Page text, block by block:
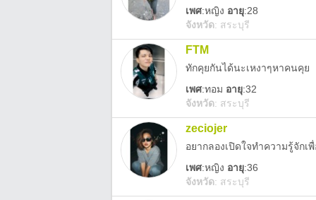
เพศ:หญิง อายุ:28
จังหวัด: สระบุรี
FTM
ทักคุยกันได้นะเหงาๆหาคนคุย
เพศ:ทอม อายุ:32
จังหวัด: สระบุรี
zeciojer
อยากลองเปิดใจทำความรู้จัก
เพศ:หญิง อายุ:36
จังหวัด: สระบุรี